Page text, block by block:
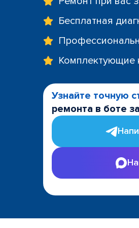
Бесплатная
Комплектующие
Узнайте точную
ремонта в боте